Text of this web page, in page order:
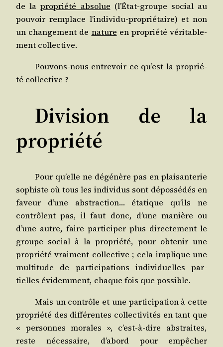
de lapro­prié­té abso­lue (l’État-groupe social au
pou­voir rem­place l’individu-propriétaire) et non
un chan­ge­ment de nature en pro­prié­té véri­ta­ble­
ment collective.
Pou­vons-nous entre­voir ce qu’est la pro­prié­
té collective ?
Division de la
propriété
Pour qu’elle ne dégé­nère pas en plai­san­te­rie
sophiste où tous les indi­vi­dus sont dépos­sé­dés en
faveur d’une abs­trac­tion… éta­tique qu’ils ne
contrôlent pas, il faut donc, d’une manière ou
d’une autre, faire par­ti­ci­per plus direc­te­ment le
groupe social à la pro­prié­té, pour obte­nir une
pro­prié­té vrai­ment col­lec­tive ; cela implique une
mul­ti­tude de par­ti­ci­pa­tions indi­vi­duelles par­
tielles évi­dem­ment, chaque fois que possible.
Mais un contrôle et une par­ti­ci­pa­tion à cette
pro­prié­té des dif­fé­rentes col­lec­ti­vi­tés en tant que
« per­sonnes morales », c’est-à-dire abs­traites,
reste néces­saire, d’abord pour empê­cher